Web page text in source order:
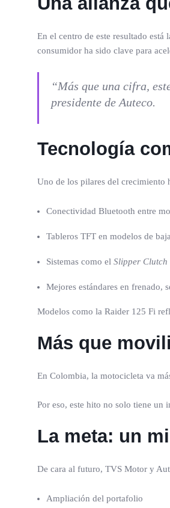
En el centro de este resultado
consumidor ha sido clave para
“Más que una cifra,
presidente de Auteco.
Tecnología
Uno de los pilares del crecimiento
Conectividad Bluetooth entre
Tableros TFT en modelos de
Sistemas como el Slipper Clutch
Mejores estándares en frenado,
Modelos como la Raider 125 Fi
Más que
En Colombia, la motocicleta va
Por eso, este hito no solo tiene un
La meta: un
De cara al futuro, TVS Motor y
Ampliación del portafolio